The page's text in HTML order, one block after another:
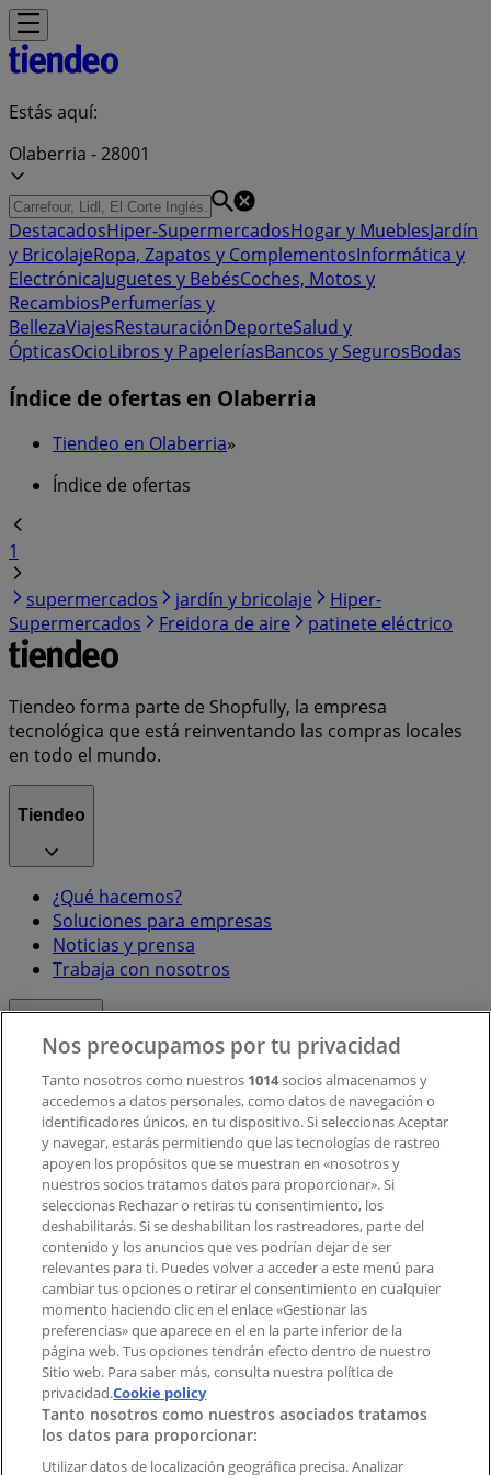
Estás aquí:
Olaberria - 28001
DestacadosHiper-SupermercadosHogar y MueblesJardín
y BricolajeRopa, Zapatos y ComplementosInformática y
ElectrónicaJuguetes y BebésCoches, Motos y
RecambiosPerfumerías y
BellezaViajesRestauraciónDeporteSalud y
ÓpticasOcioLibros y PapeleríasBancos y SegurosBodas
Índice de ofertas en Olaberria
Tiendeo en Olaberria»
Índice de ofertas
1
supermercados
jardín y bricolaje
Hiper-
Supermercados
Freidora de aire patinete eléctrico
Tiendeo forma parte de Shopfully, la empresa
tecnológica que está reinventando las compras locales
en todo el mundo.
Tiendeo
¿Qué hacemos?
Soluciones para empresas
Noticias y prensa
Trabaja con nosotros
Contacto comercial y de marketing
Tienda mal colocada en el mapa
Notificar un folleto
¿Encontraste un problema en la web o en la
aplicación?
Índices
Marcas
Marcas locales
Negocios
Negocios cercanos
Productos
Productos locales
Nos preocupamos por tu privacidad
Tanto nosotros como nuestros 1014socios almacenamos y
accedemos a datos personales, como datos de navegación o
identificadores únicos, en tu dispositivo. Si seleccionas Aceptar
y navegar, estarás permitiendo que las tecnologías de rastreo
apoyen los propósitos que se muestran en «nosotros y
nuestros socios tratamos datos para proporcionar». Si
seleccionas Rechazar o retiras tu consentimiento, los
deshabilitarás. Si se deshabilitan los rastreadores, parte del
contenido y los anuncios que ves podrían dejar de ser
relevantes para ti. Puedes volver a acceder a este menú para
cambiar tus opciones o retirar el consentimiento en cualquier
momento haciendo clic en el enlace «Gestionar las
preferencias» que aparece en el en la parte inferior de la
página web. Tus opciones tendrán efecto dentro de nuestro
Sitio web. Para saber más, consulta nuestra política de
privacidad.Cookie policy
Tanto nosotros como nuestros asociados tratamos
los datos para proporcionar:
Utilizar datos de localización geográfica precisa. Analizar